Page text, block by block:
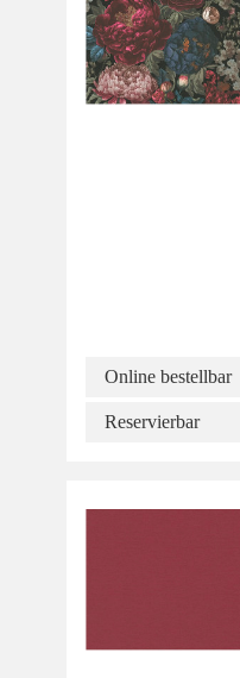
Online bestellbar
Reservierbar